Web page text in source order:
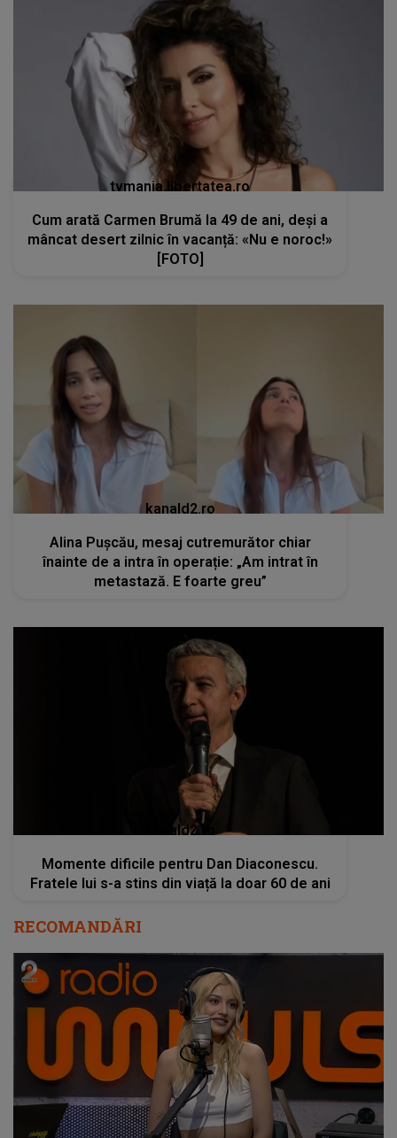
tvmania.libertatea.ro
Cum arată Carmen Brumă la 49 de ani, deși a
mâncat desert zilnic în vacanță: «Nu e noroc!»
[FOTO]
kanald2.ro
Alina Pușcău, mesaj cutremurător chiar
înainte de a intra în operație: „Am intrat în
metastază. E foarte greu”
kanald2.ro
Momente dificile pentru Dan Diaconescu.
Fratele lui s-a stins din viață la doar 60 de ani
RECOMANDĂRI